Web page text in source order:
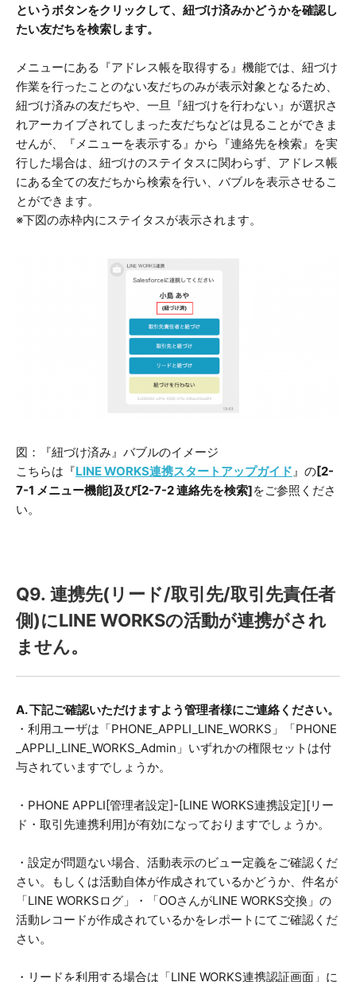
というボタンをクリックして、紐づけ済みかどうかを確認し
たい友だちを検索します。
メニューにある『アドレス帳を取得する』機能では、紐づけ
作業を行ったことのない友だちのみが表示対象となるため、
紐づけ済みの友だちや、一旦『紐づけを行わない』が選択さ
れアーカイブされてしまった友だちなどは見ることができま
せんが、『メニューを表示する』から『連絡先を検索』を実
行した場合は、紐づけのステイタスに関わらず、アドレス帳
にある全ての友だちから検索を行い、バブルを表示させるこ
とができます。
※下図の赤枠内にステイタスが表示されます。
図：『紐づけ済み』バブルのイメージ
こちらは『LINE WORKS連携スタートアップガイド』の[2-
7-1 メニュー機能]及び[2-7-2 連絡先を検索]をご参照くださ
い。
Q9. 連携先(リード/取引先/取引先責任者
側)にLINE WORKSの活動が連携がされ
ません。
A. 下記ご確認いただけますよう管理者様にご連絡ください。
・利用ユーザは「PHONE_APPLI_LINE_WORKS」「PHONE
_APPLI_LINE_WORKS_Admin」いずれかの権限セットは付
与されていますでしょうか。
・PHONE APPLI[管理者設定]-[LINE WORKS連携設定][リー
ド・取引先連携利用]が有効になっておりますでしょうか。
・設定が問題ない場合、活動表示のビュー定義をご確認くだ
さい。もしくは活動自体が作成されているかどうか、件名が
「LINE WORKSログ」・「OOさんがLINE WORKS交換」の
活動レコードが作成されているかをレポートにてご確認くだ
さい。
・リードを利用する場合は「LINE WORKS連携認証画面」に